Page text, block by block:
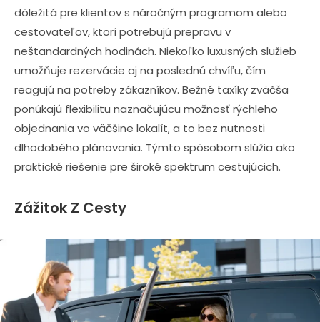
dôležitá pre klientov s náročným programom alebo
cestovateľov, ktorí potrebujú prepravu v
neštandardných hodinách. Niekoľko luxusných služieb
umožňuje rezervácie aj na poslednú chvíľu, čím
reagujú na potreby zákazníkov. Bežné taxíky zväčša
ponúkajú flexibilitu naznačujúcu možnosť rýchleho
objednania vo väčšine lokalít, a to bez nutnosti
dlhodobého plánovania. Týmto spôsobom slúžia ako
praktické riešenie pre široké spektrum cestujúcich.
Zážitok Z Cesty